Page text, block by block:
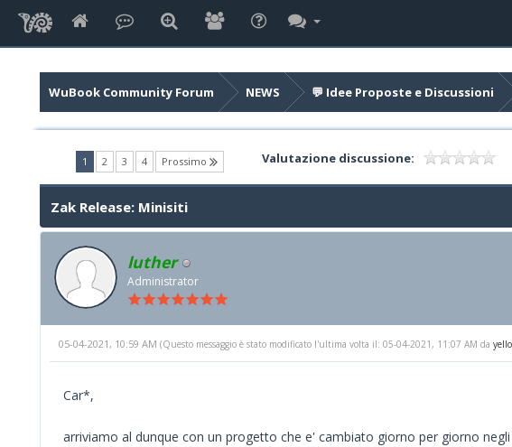
WuBook Community Forum NEWS 💬 Idee Proposte e Discussioni
1 (current)
2 3 4 Prossimo Valutazione discussione:
Zak Release: Minisiti
luther
Administrator
05-04-2021, 10:59 AM (Questo messaggio è stato modificato l'ultima volta il: 05-04-2021, 11:07 AM da
Car*,
arriviamo al dunque con un progetto che e' cambiato giorno per giorno